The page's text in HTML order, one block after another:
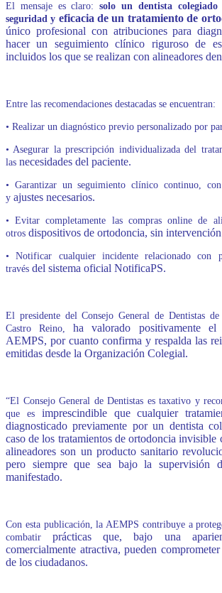
El mensaje es claro:solo un dentista
seguridady eficacia de un tratamiento de
único profesional con atribuciones para
hacer un seguimiento clínico riguroso de
incluidos los que se realizan con alineadores
Entre las recomendaciones destacadas se encuentran:
• Realizar un diagnóstico previo personalizado por
• Asegurar la prescripción individualizada del
las necesidades del paciente.
• Garantizar un seguimiento clínico continuo,
y ajustes necesarios.
• Evitar completamente las compras online de
otros dispositivos de ortodoncia, sin
• Notificar cualquier incidente relacionado con
través del sistema oficial NotificaPS.
El presidente del Consejo General de Dentistas
Castro Reino,ha valorado positivamente
AEMPS, por cuanto confirma y respalda las
emitidas desde la Organización Colegial.
“El Consejo General de Dentistas es taxativo y
que es imprescindible que cualquier
diagnosticado previamente por un dentista
caso de los tratamientos de ortodoncia invisible
alineadores son un producto sanitario
pero siempre que sea bajo la supervisión
manifestado.
Con esta publicación, la AEMPS contribuye a
combatirprácticas que, bajo una
comercialmente atractiva, pueden
de los ciudadanos.